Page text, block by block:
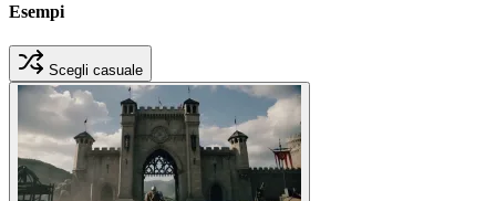
Esempi
Scegli casuale